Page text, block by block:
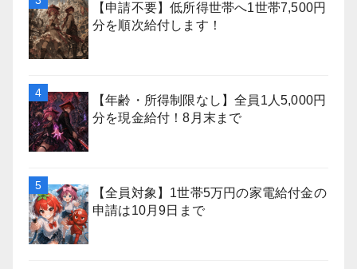
【申請不要】低所得世帯へ1世帯7,500円
分を順次給付します！
【年齢・所得制限なし】全員1人5,000円
分を現金給付！8月末まで
【全員対象】1世帯5万円の家電給付金の
申請は10月9日まで